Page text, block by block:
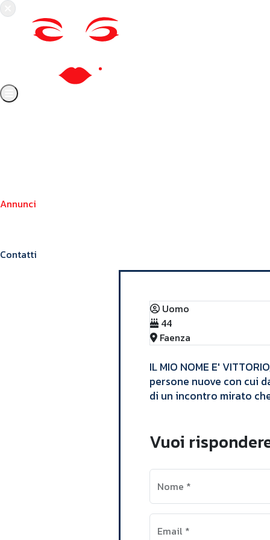
Annunci
Contatti
Uomo
44
Faenza
​IL MIO NOME E'
persone nuove con cui
di un incontro mirato
Vuoi
Nome *
Email *